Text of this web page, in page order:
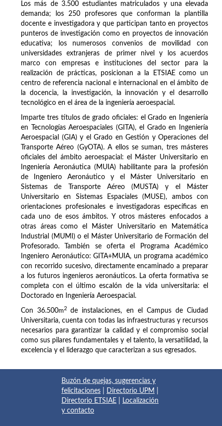
Los más de 3.500 estudiantes matriculados y una elevada
demanda; los 250 profesores que conforman la plantilla
docente e investigadora y que participan tanto en proyectos
punteros de investigación como en proyectos de innovación
educativa; los numerosos convenios de movilidad con
universidades extranjeras de primer nivel y los acuerdos
marco con empresas e instituciones del sector para la
realización de prácticas, posicionan a la ETSIAE como un
centro de referencia nacional e internacional en el ámbito de
la docencia, la investigación, la innovación y el desarrollo
tecnológico en el área de la ingeniería aeroespacial.
Imparte tres títulos de grado oficiales: el Grado en Ingeniería
en Tecnologías Aeroespaciales (GITA), el Grado en Ingeniería
Aeroespacial (GIA) y el Grado en Gestión y Operaciones del
Transporte Aéreo (GyOTA). A ellos se suman, tres másteres
oficiales del ámbito aeroespacial: el Máster Universitario en
Ingeniería Aeronáutica (MUIA) habilitante para la profesión
de Ingeniero Aeronáutico y el Máster Universitario en
Sistemas de Transporte Aéreo (MUSTA) y el Máster
Universitario en Sistemas Espaciales (MUSE), ambos con
orientaciones profesionales e investigadoras específicas en
cada uno de esos ámbitos. Y otros másteres enfocados a
otras áreas como el Máster Universitario en Matemática
Industrial (MUMI) o el Máster Universitario de Formación del
Profesorado. También se oferta el Programa Académico
Ingeniero Aeronáutico: GITA+MUIA, un programa académico
con recorrido sucesivo, directamente encaminado a preparar
a los futuros ingenieros aeronáuticos. La oferta formativa se
completa con el último escalón de la vida universitaria: el
Doctorado en Ingeniería Aeroespacial.
Con 36.500m2
de instalaciones, en el Campus de Ciudad
Universitaria, cuenta con todas las infraestructuras y recursos
necesarios para garantizar la calidad y el compromiso social
como sus pilares fundamentales y el talento, la versatilidad, la
excelencia y el liderazgo que caracterizan a sus egresados.
Buzón de quejas, sugerencias y
felicitaciones
Directorio UPM
Directorio ETSIAE
Localización
y contacto